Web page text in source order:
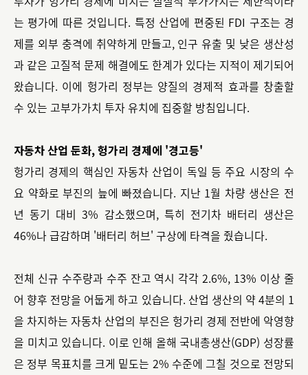
는 평가에 따른 것입니다. 특정 산업에 편중된 FDI 구조는 경
제를 외부 충격에 취약하게 만들고, 인구 유출 및 낮은 생산성
과 같은 고질적 문제 해결에도 한계가 있다는 지적이 제기되어
왔습니다. 이에 헝가리 정부는 양질의 경제적 효과를 창출할
수 있는 고부가가치 투자 유치에 집중할 방침입니다.
자동차 산업 둔화, 헝가리 경제에 '경고등'
헝가리 경제의 핵심인 자동차 산업이 독일 등 주요 시장의 수
요 약화로 부진의 늪에 빠졌습니다. 지난 1월 차량 생산은 전
년 동기 대비 3% 감소했으며, 특히 전기차 배터리 생산은
46%나 급감하며 '배터리 허브' 구상에 타격을 줬습니다.
전체 신규 수주량과 수주 잔고 역시 각각 2.6%, 13% 이상 줄
어 향후 전망을 어둡게 하고 있습니다. 산업 생산의 약 4분의 1
을 차지하는 자동차 산업의 부진은 헝가리 경제 전반에 악영향
을 미치고 있습니다. 이로 인해 올해 국내총생산(GDP) 성장률
은 정부 목표치를 크게 밑도는 2% 수준에 그칠 것으로 전망되